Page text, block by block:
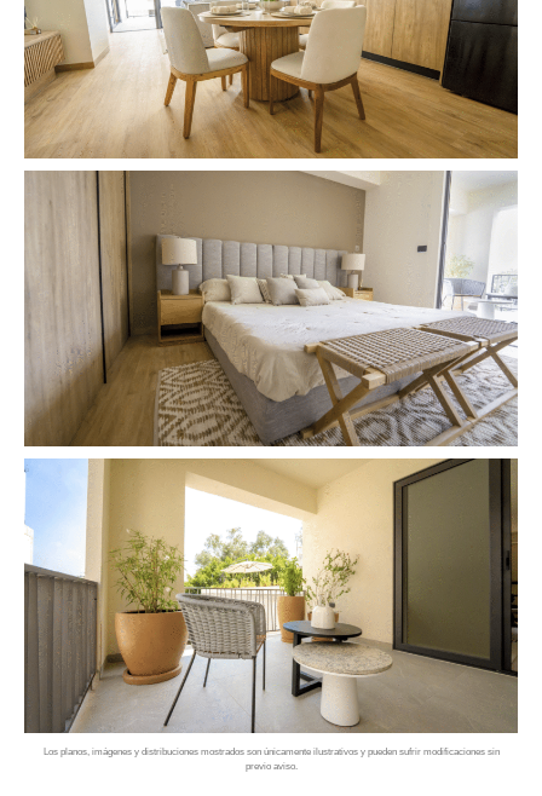
Los planos, imágenes y distribuciones mostrados son únicamente ilustrativos y pueden sufrir modificaciones sin
previo aviso.